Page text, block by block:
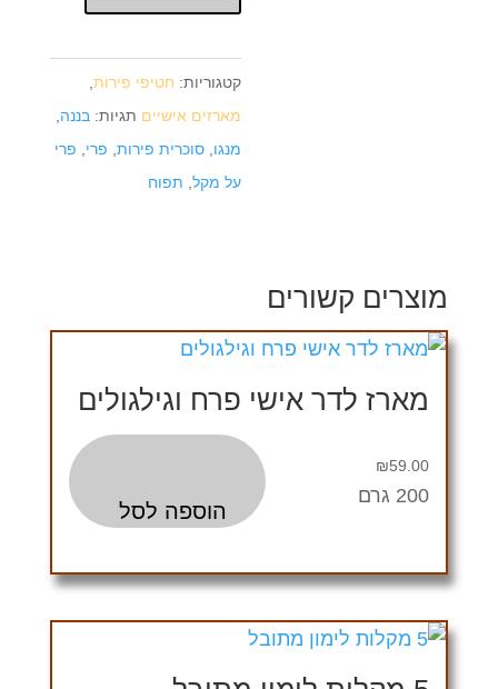
קטגוריות: חטיפי פירות
מארזים אישיים תגיות:בננה
מנגו ,סוכרית פירות פרי
פרי
על מקל תפוח
מוצרים קשורים
מארז לדר אישי פרח וגילגולים
₪59.00
הוספה לסל
200 גרם